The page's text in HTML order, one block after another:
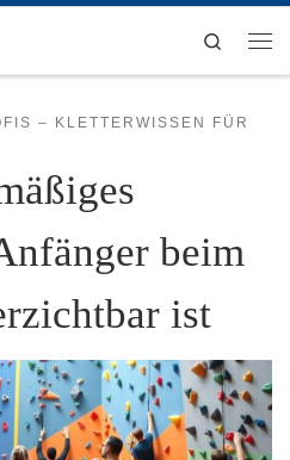
Search
– KLETTERWISSEN FÜR
beim
ist